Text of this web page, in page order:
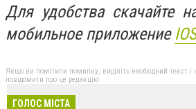
Для удобства скачайте
мобильное приложение IOS
Якщо ви помітили помилку, виділіть необхідний текст і
повідомити про це редакцію
ГОЛОС МІСТА